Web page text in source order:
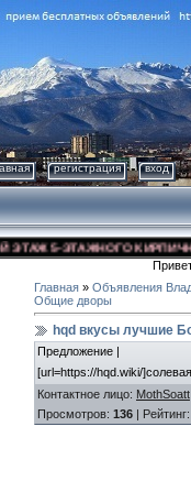
регистрация вход
5-ЭТАЖНОГО
Главная » Объявления
Общие дворы
hqd вкусы лучшие
Предложение |
[url=https://hqd.wiki/
Контактное лицо: MothSoatt
Просмотров: 136 | Рейтинг